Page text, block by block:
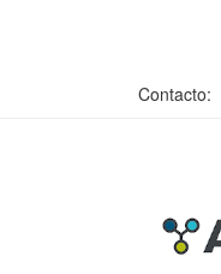
Contacto: